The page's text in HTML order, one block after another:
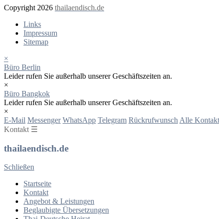
Copyright 2026 thailaendisch.de
Links
Impressum
Sitemap
×
Büro Berlin
Leider rufen Sie außerhalb unserer Geschäftszeiten an.
×
Büro Bangkok
Leider rufen Sie außerhalb unserer Geschäftszeiten an.
×
E-Mail Messenger WhatsApp Telegram Rückrufwunsch Alle
Kontakt ☰
thailaendisch.de
Schließen
Startseite
Kontakt
Angebot & Leistungen
Beglaubigte Übersetzungen